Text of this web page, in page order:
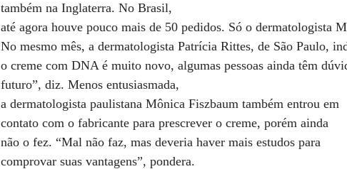
também na Inglaterra. No Brasil,
até agora houve pouco mais de 50 pedidos. Só o dermatologista
No mesmo mês, a dermatologista Patrícia Rittes, de São Paulo,
o creme com DNA é muito novo, algumas pessoas ainda têm
futuro”, diz. Menos entusiasmada,
a dermatologista paulistana Mônica Fiszbaum também entrou em
contato com o fabricante para prescrever o creme, porém ainda
não o fez. “Mal não faz, mas deveria haver mais estudos para
comprovar suas vantagens”, pondera.